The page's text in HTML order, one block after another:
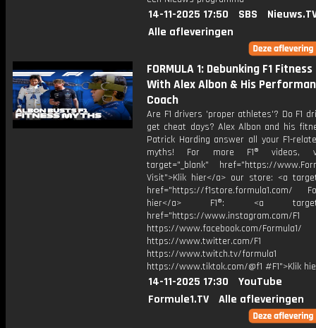
14-11-2025 17:50 SBS
Alle afleveringen
FORMULA 1: Debunking F1
With Alex Albon & His
Coach
Are F1 drivers 'proper athletes'? Do F1
get cheat days? Alex Albon and his
Patrick Harding answer all your F1-
myths! For more F1® videos,
target="_blank" href="https://
Visit">Klik hier</a> our store: <a
href="https://f1store.formula1.com/
hier</a> F1®: <a
href="https://www.instagram.com/F1
https://www.facebook.com/Formula1/
https://www.twitter.com/F1
https://www.twitch.tv/formula1
https://www.tiktok.com/@f1 #F1">Klik
14-11-2025 17:30
YouTube
Formule1.TV
Alle afleveringen